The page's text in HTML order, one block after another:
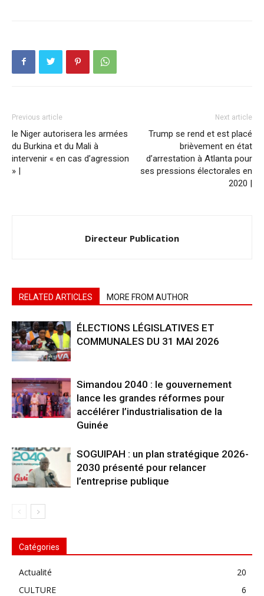
Previous article
le Niger autorisera les armées
du Burkina et du Mali à
intervenir « en cas d’agression
» |
Next article
Trump se rend et est placé
brièvement en état
d’arrestation à Atlanta pour
ses pressions électorales en
2020 |
Directeur Publication
RELATED ARTICLES MORE FROM AUTHOR
ÉLECTIONS LÉGISLATIVES ET
COMMUNALES DU 31 MAI 2026
Simandou 2040 : le gouvernement
lance les grandes réformes pour
accélérer l’industrialisation de la
Guinée
SOGUIPAH : un plan stratégique 2026-
2030 présenté pour relancer
l’entreprise publique
Catégories
Actualité
20
CULTURE
6